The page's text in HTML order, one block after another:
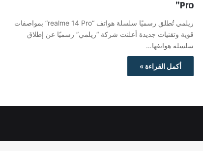
Pro”
ريلمي تُطلق رسميًا سلسلة هواتف “realme 14 Pro” بمواصفات
قوية وتقنيات جديدة أعلنت شركة “ريلمي” رسميًا عن إطلاق
سلسلة هواتفها…
أكمل القراءة »